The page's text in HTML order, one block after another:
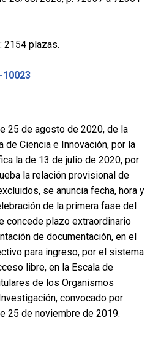
2154 plazas.
10023
25 de agosto de 2020, de la
de Ciencia e Innovación, por la
la de 13 de julio de 2020, por
la relación provisional de
se anuncia fecha, hora y
de la primera fase del
concede plazo extraordinario
de documentación, en el
para ingreso, por el sistema
libre, en la Escala de
de los Organismos
convocado por
25 de noviembre de 2019.